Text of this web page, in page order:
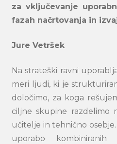
za vključevanje
fazah načrtovanja in
Jure Vetršek
Na strateški ravni
meri ljudi, ki je
določimo, za koga
ciljne skupine razdelimo
učitelje in tehnično
uporabo